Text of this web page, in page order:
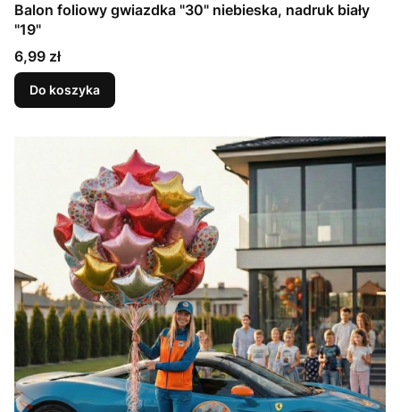
Balon foliowy gwiazdka "30" niebieska, nadruk biały
"19"
Cena
6,99 zł
Do koszyka